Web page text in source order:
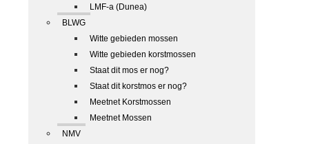
LMF-a (Dunea)
BLWG
Witte gebieden mossen
Witte gebieden korstmossen
Staat dit mos er nog?
Staat dit korstmos er nog?
Meetnet Korstmossen
Meetnet Mossen
NMV